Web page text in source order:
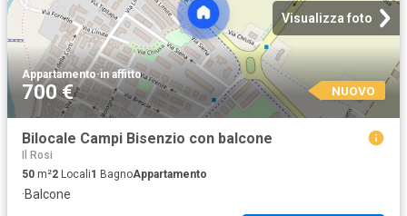
Visualizza foto
Appartamento·in affitto
700 € NUOVO
Bilocale Campi Bisenzio con balcone
Il Rosi
50 m²2 Locali1 BagnoAppartamento
·Balcone